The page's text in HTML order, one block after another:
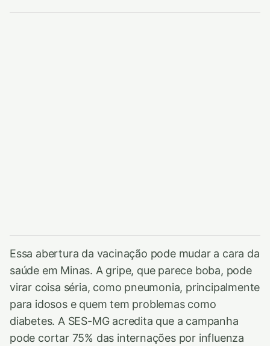
Essa abertura da vacinação pode mudar a cara da
saúde em Minas. A gripe, que parece boba, pode
virar coisa séria, como pneumonia, principalmente
para idosos e quem tem problemas como
diabetes. A SES-MG acredita que a campanha
pode cortar 75% das internações por influenza